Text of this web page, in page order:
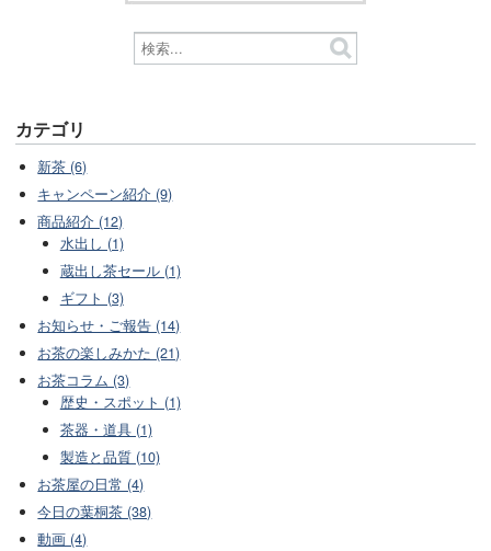
カテゴリ
新茶 (6)
キャンペーン紹介 (9)
商品紹介 (12)
水出し (1)
蔵出し茶セール (1)
ギフト (3)
お知らせ・ご報告 (14)
お茶の楽しみかた (21)
お茶コラム (3)
歴史・スポット (1)
茶器・道具 (1)
製造と品質 (10)
お茶屋の日常 (4)
今日の葉桐茶 (38)
動画 (4)